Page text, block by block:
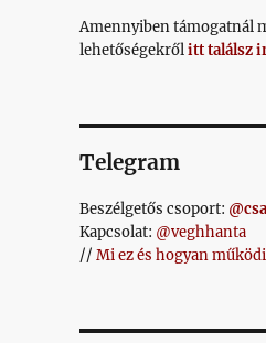
Amennyiben támogatnál
lehetőségekrőlitt találsz
Telegram
Beszélgetős csoport:
Kapcsolat: @veghhanta
// Mi ez és hogyan